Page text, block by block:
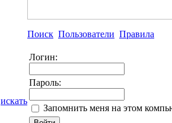
искать
Поиск Пользователи Правила
Логин:
Пароль:
Запомнить меня на этом